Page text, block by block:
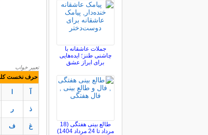
تعبیر خواب
حرف نخست
ذ ر
غ ف
جملات عاشقانه با
چاشنی طنز؛ ایده‌هایی
برای ابراز عشق
طالع بینی هفتگی (18
مرداد تا 24 مرداد 1404)